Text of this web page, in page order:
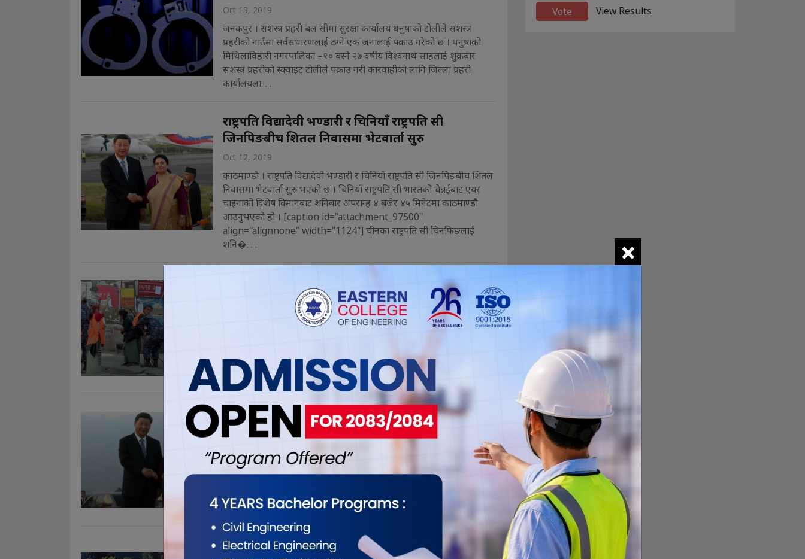
Oct 13, 2019
जनकपुर । सशस्त्र प्रहरी बल सीमा सुरक्षा कार्यालय धनुषाको टोलीले सशस्त्र
प्रहरीको नाउँमा सर्वसधारणलाई ठग्ने एक जनालाई पक्राउ गरेको छ । धनुषाको
मिथिलाविहारी नगरपालिका –१० बस्ने २७ वर्षीय विश्वनाथ साहलाई शुक्रबार
सशस्त्र प्रहरीको स्क्वाइट टोलीले पक्राउ गरी कारवाहीको लागि जिल्ला प्रहरी
कार्यालयला. . .
राष्ट्रपति विद्यादेवी भण्डारी र चिनियाँ राष्ट्रपति सी
जिनपिङबीच शितल निवासमा भेटवार्ता सुरु
Oct 12, 2019
काठमाण्डाै । राष्ट्रपति विद्यादेवी भण्डारी र चिनियाँ राष्ट्रपति सी जिनपिङबीच शितल
निवासमा भेटवार्ता सुरु भएकाे छ । चिनियाँ राष्ट्रपति सी भारतको चेन्नईबाट एयर
चाइनाको विशेष विमानबाट शनिबार अपरान्ह ४ बजेर ४५ मिनेटमा काठमाण्डौ
आउनुभएको हो । [caption id="attachment_97500"
align="alignnone" width="1124"] चीनका राष्ट्रपति सी चिनफिङलाई
शनि�. . .
काठमाडौं । चिनियाँ राष्ट्रपतिको नेपाल भ्रमणका क्रममा प्रदर्शनको तयारी गरिरहेका
काठमाडौंको वौद्ध, स्वयम्भु र फर्पिङबाट २२ जनालाई पक्राउ गरिएको महानगरी�.
चिनियाँ राष्ट्रपति सी जिनपिङ काठमाडौँमा, विमानस्थलमा
परिचयात्मक कार्यक्रम जारी
काठमाडौं । नेपाल भ्रमणमा आएका चिनियाँ राष्ट्रपति सी जिनपिङ र मन्त्रिपरिषद्का
सदस्यबीच चिनापर्चीको कार्यक्रम जारी छ । राष्ट्रपति सीलाई समकक्षी विद्यादेवी
भण्डारीले परिचय गराएकी हुन् । यसअघि राष्ट्रपति सीलाई नेपाली सेनाले सम्मान
गारद अर्पण गरेको थियो । राष्ट्रपति सीको स्वागतार्थ विभिन्न झाँकी प. . .
सिन्धुपाल्चोक बस दुर्घटनामा परि ज्यान गुमाउने ११ जनाको
View Results
×